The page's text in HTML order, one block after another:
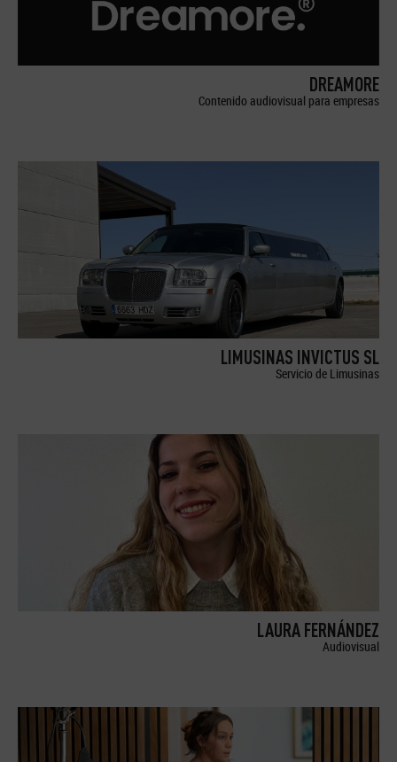
DREAMORE
Contenido audiovisual para empresas
LIMUSINAS INVICTUS SL
Servicio de Limusinas
LAURA FERNÁNDEZ
Audiovisual